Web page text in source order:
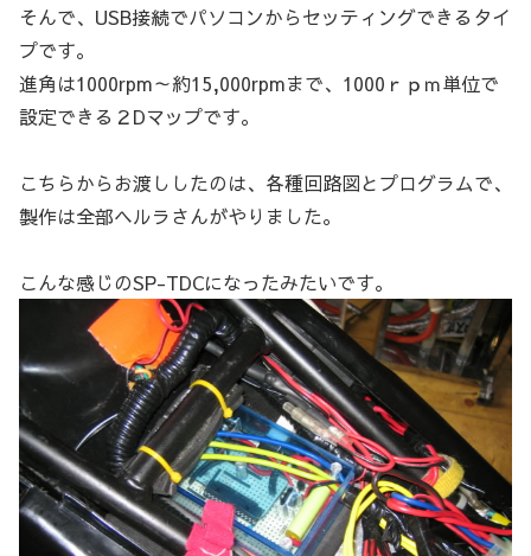
そんで、USB接続でパソコンからセッティングできるタイ
プです。
進角は1000rpm～約15,000rpmまで、1000ｒｐｍ単位で
設定できる２Dマップです。
こちらからお渡ししたのは、各種回路図とプログラムで、
製作は全部ヘルラさんがやりました。
こんな感じのSP-TDCになったみたいです。